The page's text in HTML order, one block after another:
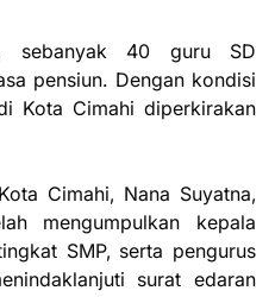
sebanyak 40 guru SD
pensiun. Dengan kondisi
Kota Cimahi diperkirakan
Cimahi, Nana Suyatna,
mengumpulkan kepala
SMP, serta pengurus
surat edaran